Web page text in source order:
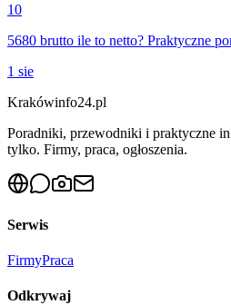
10
5680 brutto ile to netto? Praktyczne
1 sie
Krakówinfo24.pl
Poradniki, przewodniki i praktyczne
tylko. Firmy, praca, ogłoszenia.
Serwis
FirmyPraca
Odkrywaj